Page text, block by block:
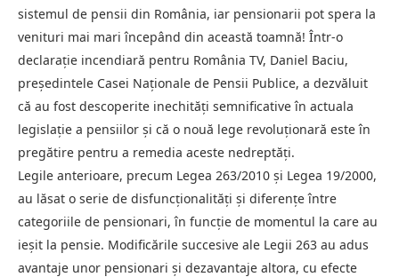
sistemul de pensii din România, iar pensionarii pot spera la
venituri mai mari începând din această toamnă! Într-o
declarație incendiară pentru România TV, Daniel Baciu,
președintele Casei Naționale de Pensii Publice, a dezvăluit
că au fost descoperite inechități semnificative în actuala
legislație a pensiilor și că o nouă lege revoluționară este în
pregătire pentru a remedia aceste nedreptăți.
Legile anterioare, precum Legea 263/2010 și Legea 19/2000,
au lăsat o serie de disfuncționalități și diferențe între
categoriile de pensionari, în funcție de momentul la care au
ieșit la pensie. Modificările succesive ale Legii 263 au adus
avantaje unor pensionari și dezavantaje altora, cu efecte